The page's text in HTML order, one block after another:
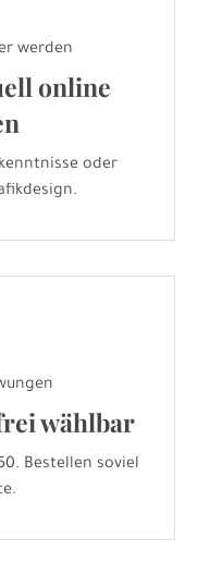
werden
online
oder
wählbar
Bestellen soviel